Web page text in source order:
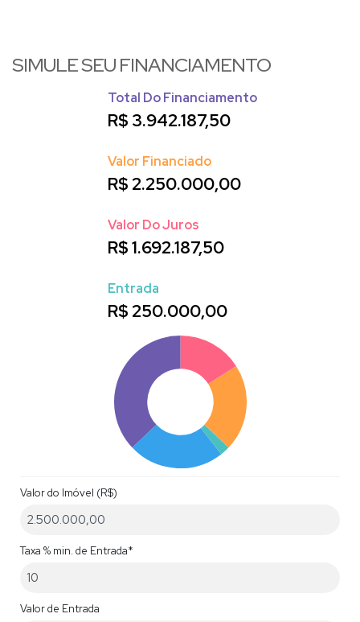
SIMULE SEU FINANCIAMENTO
Total Do Financiamento
R$ 3.942.187,50
Valor Financiado
R$2.250.000,00
Valor Do Juros
R$1.692.187,50
Entrada
R$250.000,00
Valor do Imóvel (R$)
Taxa % min. de Entrada*
Valor de Entrada